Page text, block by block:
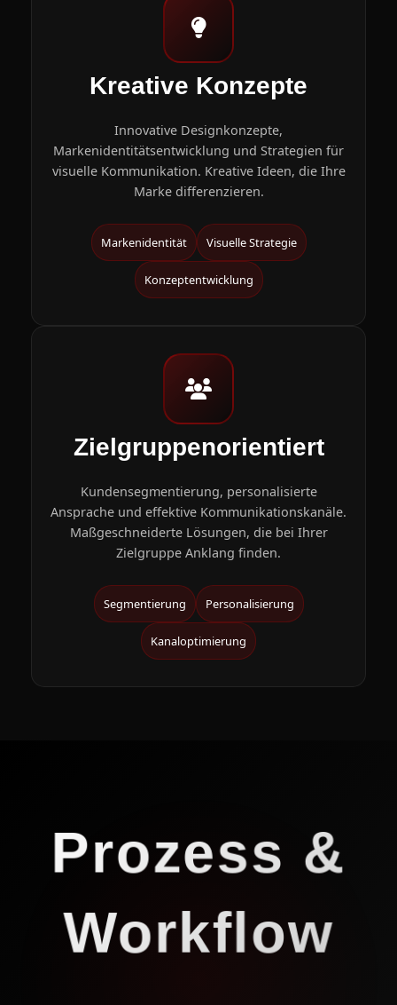
Kreative Konzepte
Innovative Designkonzepte,
Markenidentitätsentwicklung und Strategien für
visuelle Kommunikation. Kreative Ideen, die Ihre
Marke differenzieren.
Markenidentität Visuelle Strategie
Konzeptentwicklung
Zielgruppenorientiert
Kundensegmentierung, personalisierte
Ansprache und effektive Kommunikationskanäle.
Maßgeschneiderte Lösungen, die bei Ihrer
Zielgruppe Anklang finden.
Segmentierung Personalisierung
Kanaloptimierung
Prozess &
Workflow